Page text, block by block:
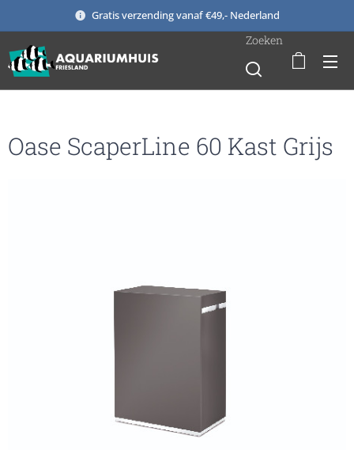
Gratis verzending vanaf €49,- Nederland
Zoeken
Oase ScaperLine 60 Kast Grijs